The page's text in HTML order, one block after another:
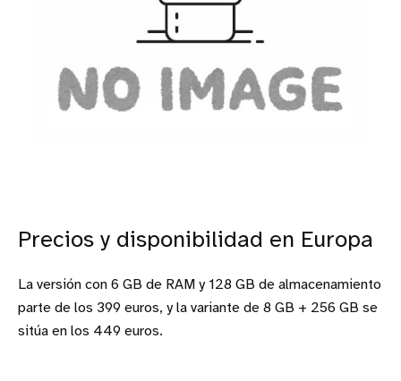
Precios y disponibilidad en Europa
La versión con 6 GB de RAM y 128 GB de almacenamiento
parte de los 399 euros, y la variante de 8 GB + 256 GB se
sitúa en los 449 euros.